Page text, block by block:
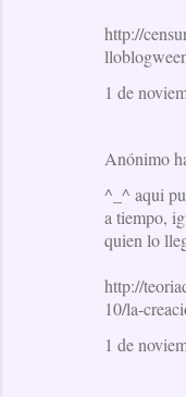
http://
1 de
Anónimo
^_^ aqui
a tiempo,
quien lo
http://
10/la-
1 de